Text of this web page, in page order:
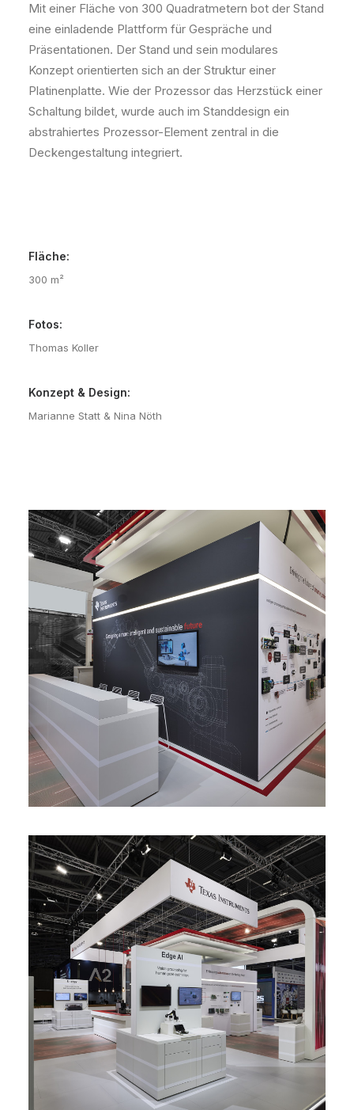
Mit einer Fläche von 300 Quadratmetern bot der Stand
eine einladende Plattform für Gespräche und
Präsentationen. Der Stand und sein modulares
Konzept orientierten sich an der Struktur einer
Platinenplatte. Wie der Prozessor das Herzstück einer
Schaltung bildet, wurde auch im Standdesign ein
abstrahiertes Prozessor-Element zentral in die
Deckengestaltung integriert.
Fläche:
300 m²
Fotos:
Thomas Koller
Konzept & Design:
Marianne Statt & Nina Nöth